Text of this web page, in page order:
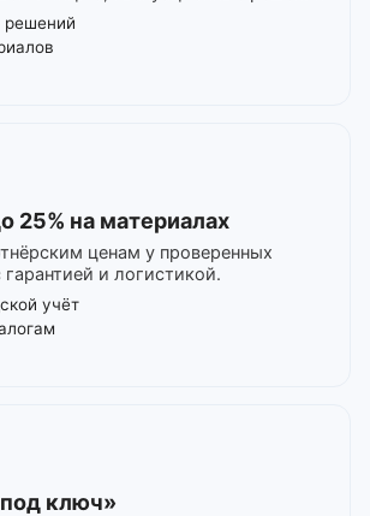
решений
25% на материалах
ценам у проверенных
и логистикой.
учёт
ключ»